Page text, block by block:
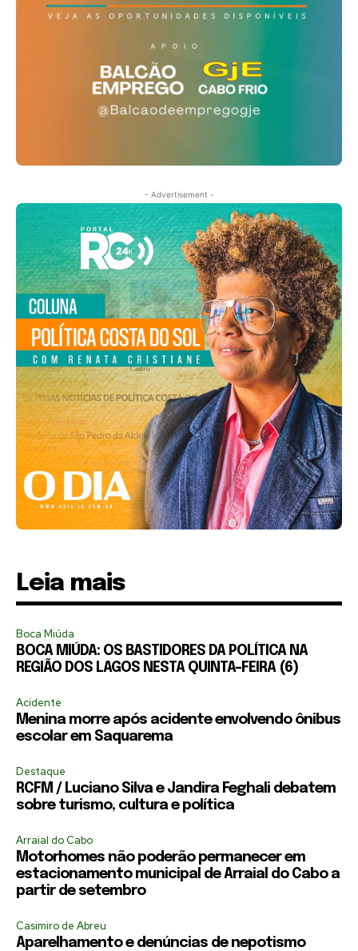
- Advertisement -
Leia mais
Boca Miúda
BOCA MIÚDA: OS BASTIDORES DA POLÍTICA NA
REGIÃO DOS LAGOS NESTA QUINTA-FEIRA (6)
Acidente
Menina morre após acidente envolvendo ônibus
escolar em Saquarema
Destaque
RCFM / Luciano Silva e Jandira Feghali debatem
sobre turismo, cultura e política
Arraial do Cabo
Motorhomes não poderão permanecer em
estacionamento municipal de Arraial do Cabo a
partir de setembro
Casimiro de Abreu
Aparelhamento e denúncias de nepotismo